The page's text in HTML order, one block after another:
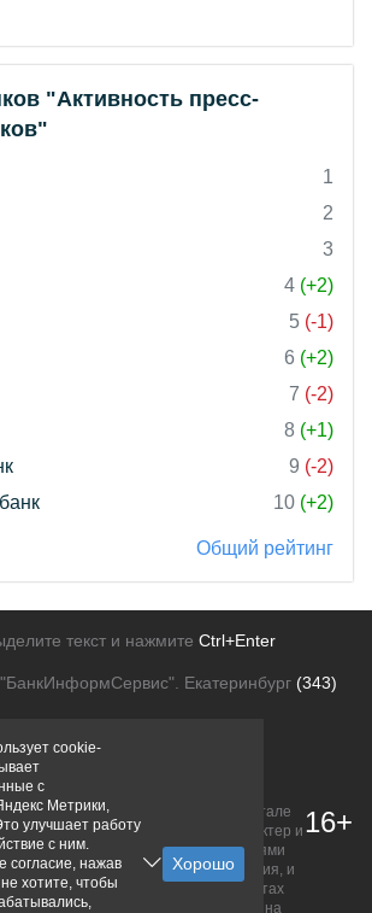
"Активность пресс-
1
2
3
4 (+2)
5 (-1)
6 (+2)
7 (-2)
8 (+1)
9 (-2)
10 (+2)
Общий рейтинг
текст и нажмите Ctrl+Enter
Екатеринбург (343)
конфиденциальности
Для рекламодателей
банков, размещенная на портале
ознакомительный характер и
офертой, определяемой положениями
содержит точного и полного описания, и
Конечные условия уточняйте на сайтах
обращении. Исключительное право на
16+
cookie-
с
Метрики,
улучшает работу
с ним.
согласие, нажав
хотите, чтобы